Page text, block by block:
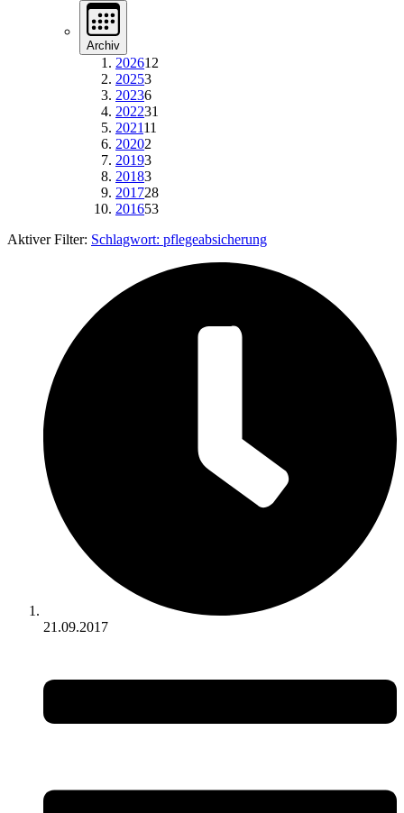
Archiv
202612
20253
20236
202231
202111
20202
20193
20183
201728
201653
Aktiver Filter: Schlagwort: pflegeabsicherung
21.09.2017